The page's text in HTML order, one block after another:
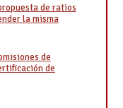
de ratios
la misma
de
de